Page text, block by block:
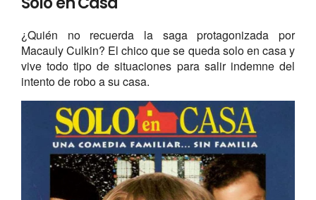
¿Quién no recuerda la saga protagonizada por
Macauly Culkin? El chico que se queda solo en casa y
vive todo tipo de situaciones para salir indemne del
intento de robo a su casa.